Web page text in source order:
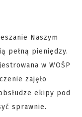
Naszym
pełną pieniędzy.
w WOŚP
zajęło
ekipy pod
sprawnie.